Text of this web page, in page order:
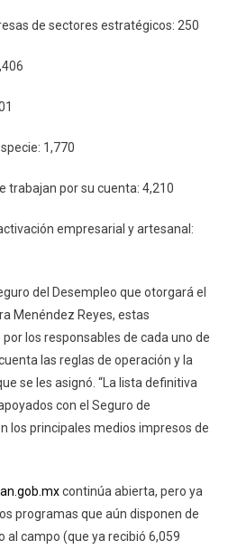
de sectores estratégicos: 250
1,770
trabajan por su cuenta: 4,210
empresarial y artesanal:
del Desempleo que otorgará el
Menéndez Reyes, estas
los responsables de cada uno de
las reglas de operación y la
se les asignó. “La lista definitiva
con el Seguro de
los principales medios impresos de
continúa abierta, pero ya
programas que aún disponen de
al campo (que ya recibió 6,059